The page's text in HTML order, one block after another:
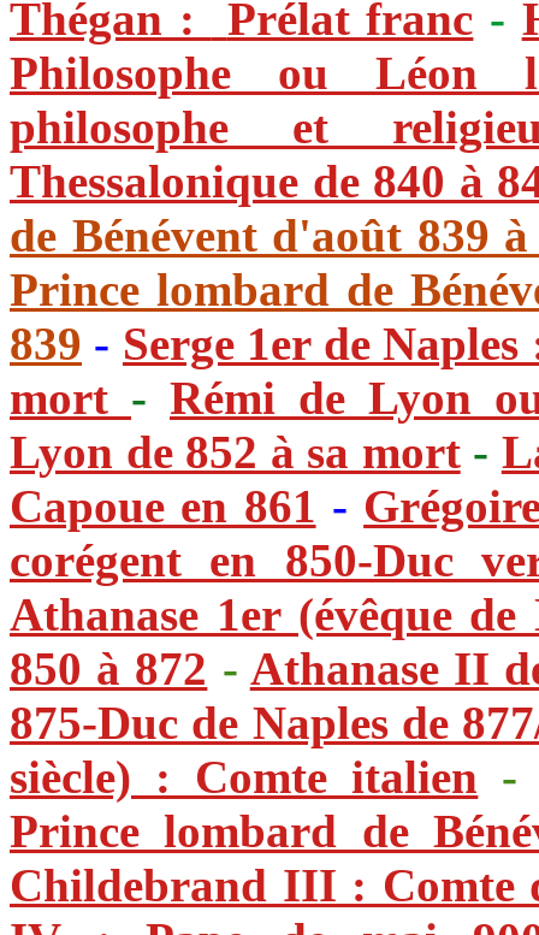
Thégan :
Prélat franc -
Philosophe ou Léon
philosophe et
Thessalonique de 840 à
de Bénévent d'août 839
Prince lombard de
839 - Serge 1er de
mort - Rémi de Lyon
Lyon de 852 à sa mort -
Capoue en 861 -
corégent en 850-Duc
Athanase 1er (évêque
850 à 872 - Athanase II
875-Duc de Naples de
siècle) : Comte italien
Prince lombard de
Childebrand III : Comte